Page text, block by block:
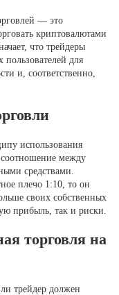
— это
криптовалютами
что трейдеры
для
и, соответственно,
использования
между
средствами.
плечо 1:10, то он
своих собственных
прибыль, так и риски.
торговля на
трейдер должен